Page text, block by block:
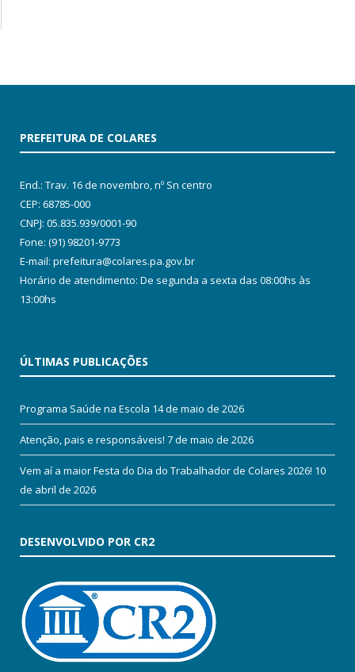
PREFEITURA DE COLARES
End.: Trav. 16 de novembro, nº Sn centro
CEP: 68785-000
CNPJ: 05.835.939/0001-90
Fone: (91) 98201-9773
E-mail: prefeitura@colares.pa.gov.br
Horário de atendimento: De segunda a sexta das 08:00hs às
13:00hs
ÚLTIMAS PUBLICAÇÕES
Programa Saúde na Escola 14 de maio de 2026
Atenção, pais e responsáveis! 7 de maio de 2026
Vem aí a maior Festa do Dia do Trabalhador de Colares 2026! 10
de abril de 2026
DESENVOLVIDO POR CR2